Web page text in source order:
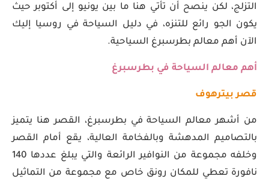
التزلج، لكن ينصح أن تأتي هنا ما بين يونيو إلى أكتوبر حيث
يكون الجو رائع للتنزه، في دليل السياحة في روسيا إليك
الآن أهم معالم بطرسبرغ السياحية.
أهم معالم السياحة في بطرسبرغ
قصر بيترهوف
من أشهر معالم السياحة في بطرسبرغ، القصر هنا يتميز
بالتصاميم المدهشة وبالفخامة العالية، يقع أمام القصر
وخلفه مجموعة من النوافير الرائعة والتي يبلغ عددها 140
نافورة تعطي للمكان رونق خاص مع مجموعة من التماثيل